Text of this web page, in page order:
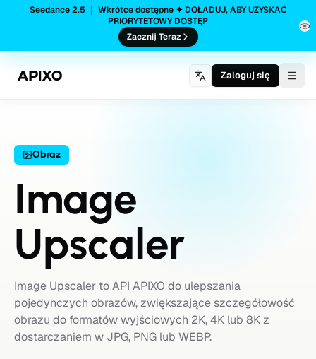
Seedance 2.5 ｜ Wkrótce dostępne ✦ DOŁADUJ, ABY UZYSKAĆ
PRIORYTETOWY DOSTĘP
Zacznij Teraz
Zaloguj się
Obraz
Image
Upscaler
Image Upscaler to API APIXO do ulepszania
pojedynczych obrazów, zwiększające szczegółowość
obrazu do formatów wyjściowych 2K, 4K lub 8K z
dostarczaniem w JPG, PNG lub WEBP.